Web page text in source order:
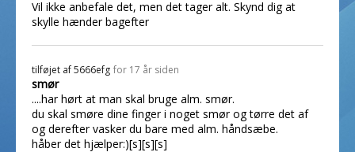
Vil ikke anbefale det, men det tager alt. Skynd dig at
skylle hænder bagefter
tilføjet af5666efg for 17 år siden
smør
....har hørt at man skal bruge alm. smør.
du skal smøre dine finger i noget smør og tørre det af
og derefter vasker du bare med alm. håndsæbe.
håber det hjælper:)[s][s][s]